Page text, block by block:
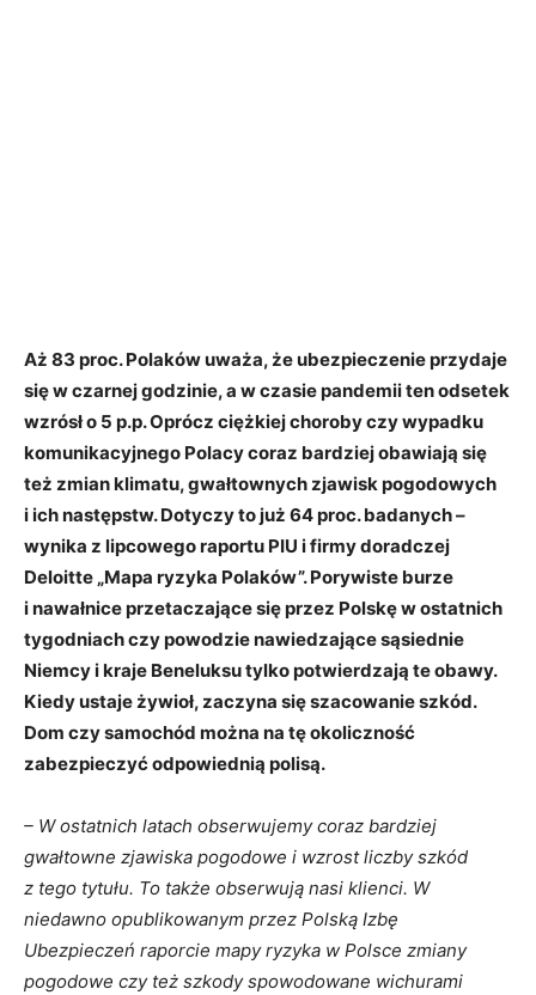
Aż 83 proc. Polaków uważa, że ubezpieczenie przydaje
się w czarnej godzinie, a w czasie pandemii ten odsetek
wzrósł o 5 p.p. Oprócz ciężkiej choroby czy wypadku
komunikacyjnego Polacy coraz bardziej obawiają się
też zmian klimatu, gwałtownych zjawisk pogodowych
i ich następstw. Dotyczy to już 64 proc. badanych –
wynika z lipcowego raportu PIU i firmy doradczej
Deloitte „Mapa ryzyka Polaków”. Porywiste burze
i nawałnice przetaczające się przez Polskę w ostatnich
tygodniach czy powodzie nawiedzające sąsiednie
Niemcy i kraje Beneluksu tylko potwierdzają te obawy.
Kiedy ustaje żywioł, zaczyna się szacowanie szkód.
Dom czy samochód można na tę okoliczność
zabezpieczyć odpowiednią polisą.
– W ostatnich latach obserwujemy coraz bardziej
gwałtowne zjawiska pogodowe i wzrost liczby szkód
z tego tytułu. To także obserwują nasi klienci. W
niedawno opublikowanym przez Polską Izbę
Ubezpieczeń raporcie mapy ryzyka w Polsce zmiany
pogodowe czy też szkody spowodowane wichurami